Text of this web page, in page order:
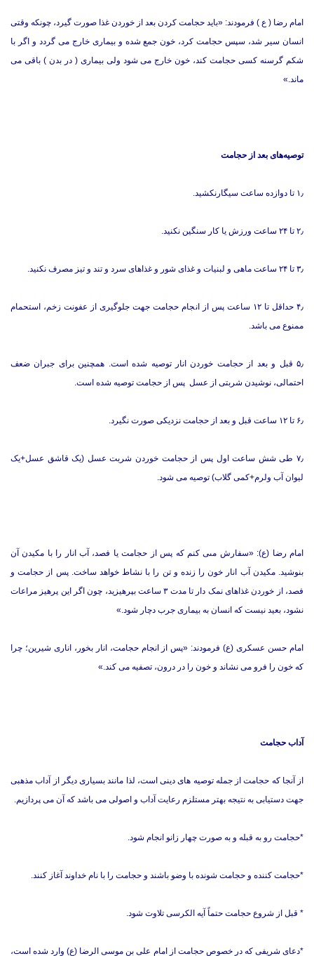
امام رضا ( ع ) فرمودند: «باید حجامت کردن بعد از خوردن غذا صورت گیرد، چونکه وقتی
انسان سیر شد، سپس حجامت کرد، خون جمع شده و بیماری خارج می گردد و اگر با
شکم گرسنه کسی حجامت کند، خون خارج می شود ولی بیماری ( در بدن ) باقی می
ماند.»
توصیه‌های بعد از حجامت
۱٫ تا دوازده ساعت سیگارنکشید.
۲٫ تا ۲۴ ساعت ورزش یا کار سنگین نکنید.
۳٫ تا ۲۴ ساعت ماهی و لبنیات و غذای شور و غذاهای سرد و تند و تیز مصرف نکنید.
۴٫ حداقل تا ۱۲ ساعت پس از انجام حجامت جهت جلوگیری از عفونت زخم، استحمام
ممنوع می باشد.
۵٫ قبل و بعد از حجامت خوردن انار توصیه شده است. همچنین برای جبران ضعف
احتمالی، نوشیدن شربتی از عسل پس از حجامت توصیه شده است.
۶٫ تا ۱۲ ساعت قبل و بعد از حجامت نزدیکی صورت نگیرد.
۷٫ طی شش ساعت اول پس از حجامت خوردن شربت عسل (یک قاشق عسل+یک
لیوان آب ولرم+کمی گلاب) توصیه می شود.
امام رضا (ع): «سفارش مىی کنم که پس از حجامت یا فصد، آب انار را با مکیدن آن
بنوشید. مکیدن آب انار خون را زنده و تن را با نشاط خواهد ساخت. پس از حجامت و
فصد، از خوردن غذاهاى نمک‏ دار تا مدت ۳ ساعت بپرهیزید، چون اگر این پرهیز مراعات
نشود، بعید نیست که انسان به بیمارى جرب دچار شود.»
امام حسن عسکری (ع) فرمودند: «پس از انجام حجامت، انار بخور، اناری شیرین؛ چرا
که خون را فرو می نشاند و خون را در درون، تصفیه می کند.»
آداب حجامت
از آنجا که حجامت از جمله توصیه های دینی است، لذا مانند بسیاری دیگر از آداب مذهبی
جهت دستیابی به نتیجه بهتر مستلزم رعایت آداب و اصولی می باشد که آن می پردازیم.
*حجامت رو به قبله و به صورت چهار زانو انجام شود.
*حجامت کننده و حجامت شونده با وضو باشند و حجامت را با نام خداوند آغاز کنند.
* قبل از شروع حجامت حتماً آیه الکرسی تلاوت شود.
*دعای شریفی که در خصوص حجامت از امام علی بن موسی الرضا (ع) وارد شده است،